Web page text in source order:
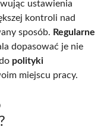
ustawienia
kontroli nad
sposób. Regularne
dopasować je nie
polityki
miejscu pracy.